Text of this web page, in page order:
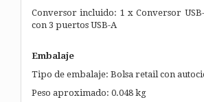
Conversor incluido: 1 x Conversor USB-
con 3 puertos USB-A
Embalaje
Tipo de embalaje: Bolsa retail con
Peso aproximado: 0.048 kg